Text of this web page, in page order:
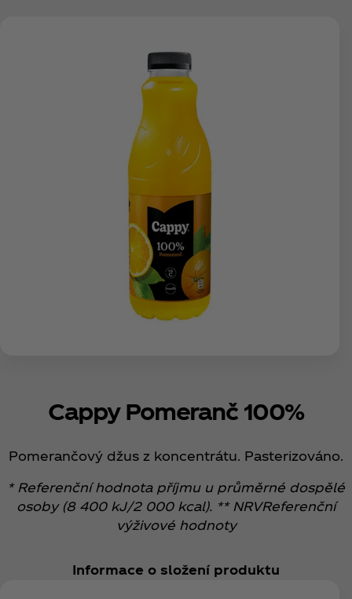
Cappy Pomeranč 100%
Pomerančový džus z koncentrátu. Pasterizováno.
* Referenční hodnota příjmu u průměrné dospělé
osoby (8 400 kJ/2 000 kcal). ** NRVReferenční
výživové hodnoty
Informace o složení produktu